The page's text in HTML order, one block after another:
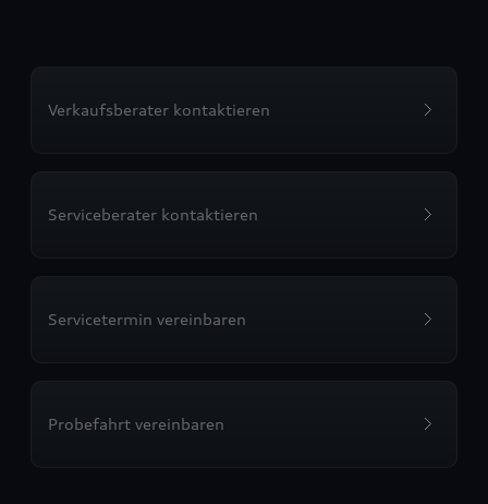
Verkaufsberater kontaktieren
Serviceberater kontaktieren
Servicetermin vereinbaren
Probefahrt vereinbaren